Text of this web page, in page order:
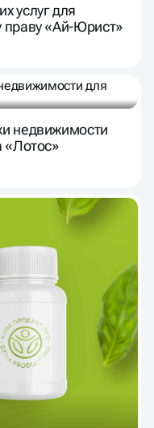
услуг для
праву «Ай-Юрист»
недвижимости
«Лотос»